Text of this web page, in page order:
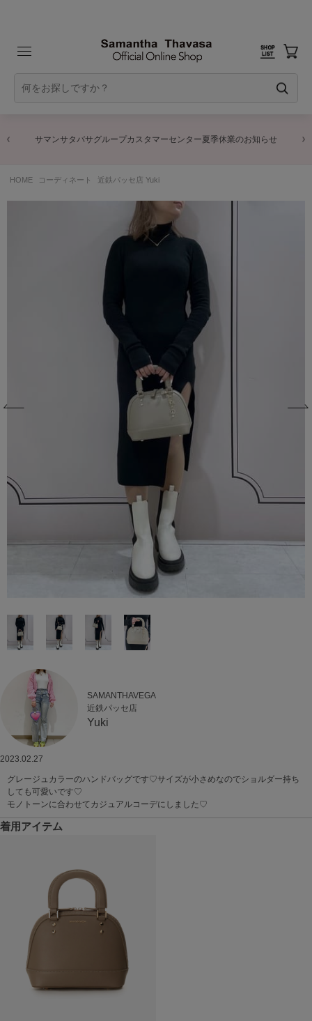
サマンサタバサグループカスタマーセンター夏季休業のお知らせ
HOME コーディネート 近鉄パッセ店 Yuki
SAMANTHAVEGA
近鉄パッセ店
Yuki
2023.02.27
グレージュカラーのハンドバッグです♡サイズが小さめなのでショルダー持ち
しても可愛いです♡
モノトーンに合わせてカジュアルコーデにしました♡
着用アイテム